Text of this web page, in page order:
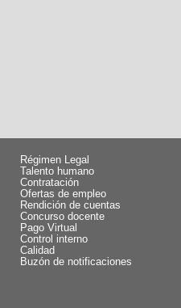
Régimen Legal
Talento humano
Contratación
Ofertas de empleo
Rendición de cuentas
Concurso docente
Pago Virtual
Control interno
Calidad
Buzón de notificaciones